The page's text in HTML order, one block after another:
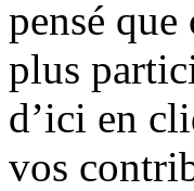
pensé
plus
d’ici en
vos